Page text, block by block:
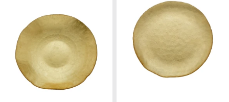
ΕΠΙΤΡΑΠΈΖΙΑ
ΟΡΝΤΕΒΙΈΡΕΣ